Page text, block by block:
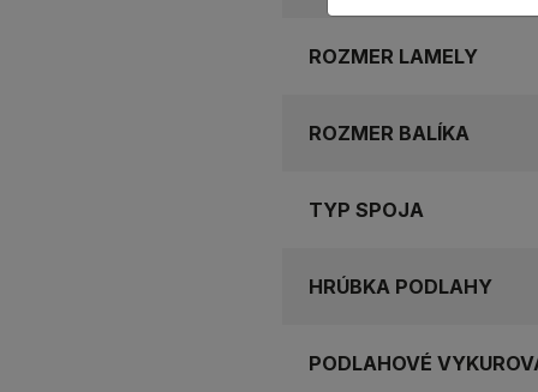
ROZMER LAMELY
ROZMER BALÍKA
TYP SPOJA
HRÚBKA PODLAHY
PODLAHOVÉ